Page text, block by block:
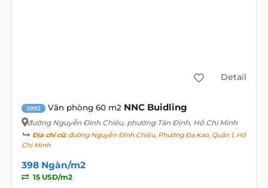
Detail
3892 Văn phòng 60 m2 NNC Buidling
đường Nguyễn Đình Chiểu, phường Tân Định, Hồ Chí Minh
Địa chỉ cũ:đường Nguyễn Đình Chiểu, Phường Đa Kao, Quận 1, Hồ
Chí Minh
398 Ngàn/m2
15 USD/m2